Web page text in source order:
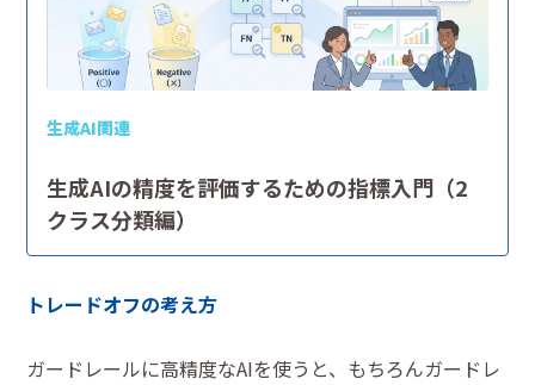
生成AI関連
生成AIの精度を評価するための指標入門（2
クラス分類編）
トレードオフの考え方
ガードレールに高精度なAIを使うと、もちろんガードレ